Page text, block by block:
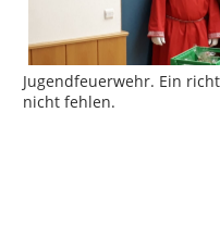
Jugendfeuerwehr. Ein
nicht fehlen.